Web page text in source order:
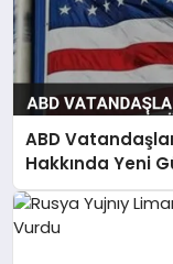
ABD
Hakkında Yeni